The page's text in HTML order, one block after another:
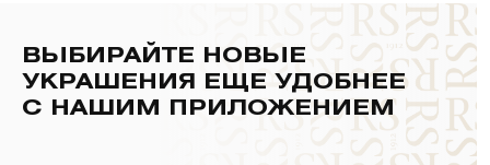
ВЫБИРАЙТЕ НОВЫЕ
УКРАШЕНИЯ ЕЩЕ УДОБНЕЕ
С НАШИМ ПРИЛОЖЕНИЕМ